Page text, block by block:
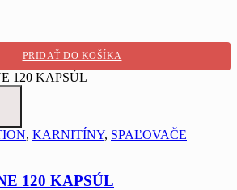
PRIDAŤ DO KOŠÍKA
, KARNITÍNY, SPAĽOVAČE
120 KAPSÚL